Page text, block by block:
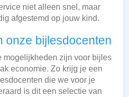
niet alleen snel, maar
afgestemd op jouw kind.
onze bijlesdocenten
mogelijkheden zijn voor bijles
economie. Zo krijg je een
die we voor je
is dit een selectie van